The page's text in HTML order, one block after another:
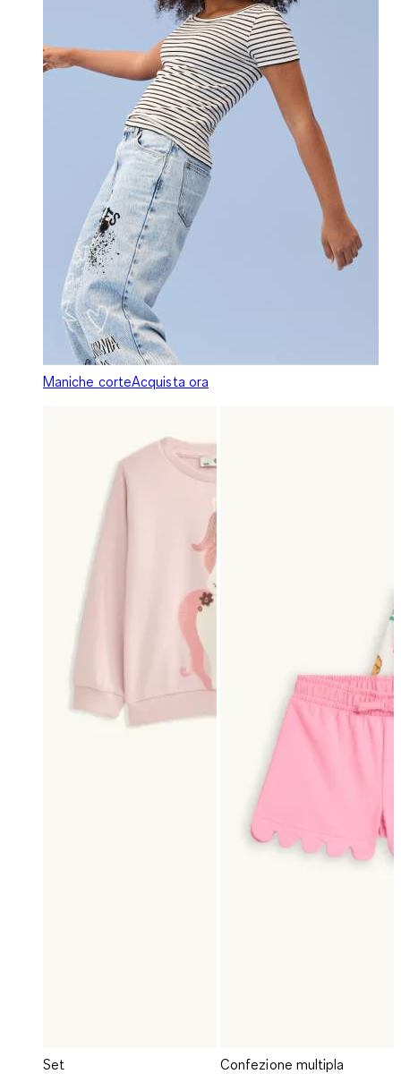
Maniche corteAcquista ora
Set
Confezione multipla